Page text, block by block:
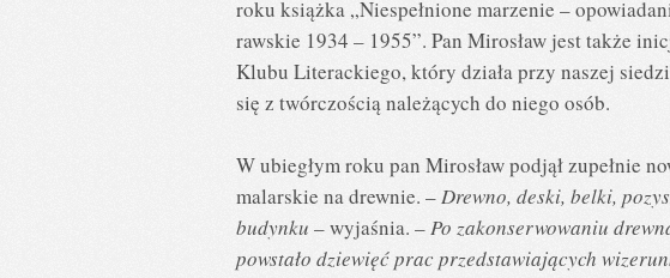
roku książka „Niespełnione marzenie –
rawskie 1934 – 1955”. Pan Mirosław jest także
Klubu Literackiego, który działa przy naszej
się z twórczością należących do niego osób.
W ubiegłym roku pan Mirosław podjął zupełnie
malarskie na drewnie. – Drewno, deski, belki,
budynku – wyjaśnia. – Po zakonserwowaniu
powstało dziewięć prac przedstawiających